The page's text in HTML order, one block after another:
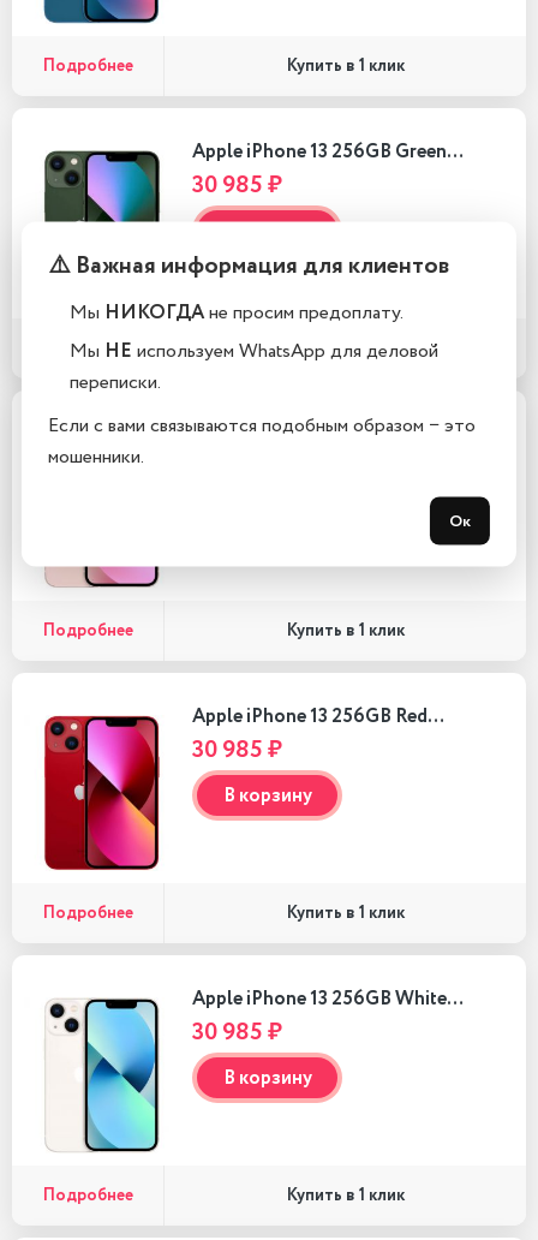
Подробнее Купить в 1 клик
Apple iPhone 13 256GB Green…
30 985 ₽
В корзину
Подробнее Купить в 1 клик
Apple iPhone 13 256GB Pink…
Подробнее Купить в 1 клик
Apple iPhone 13 256GB Red…
30 985 ₽
В корзину
Подробнее Купить в 1 клик
Apple iPhone 13 256GB White…
30 985 ₽
В корзину
Подробнее Купить в 1 клик
⚠️ Важная информация для клиентов
Мы НИКОГДАне просим предоплату.
Мы НЕ используем WhatsApp для деловой
переписки.
Если с вами связываются подобным образом − это
мошенники.
Ок